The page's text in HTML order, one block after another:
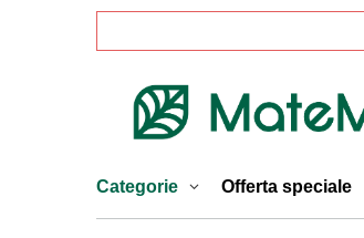
Categorie Offerta speciale